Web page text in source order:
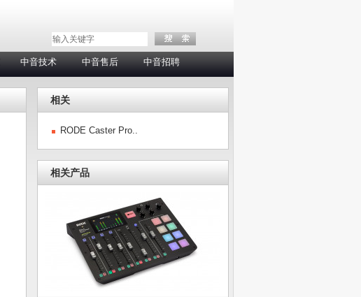
中音技术 中音售后 中音招聘
相关
RODE Caster Pro..
相关产品